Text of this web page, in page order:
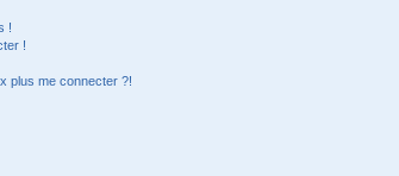
!
!
plus me connecter ?!